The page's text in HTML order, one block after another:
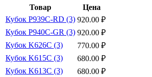
Товар
Цена
Кубок P939C-RD (3) 920.00 ₽
Кубок P940C-GR (3) 920.00 ₽
Кубок K626C (3)
770.00 ₽
Кубок K615C (3)
680.00 ₽
Кубок K613C (3)
680.00 ₽